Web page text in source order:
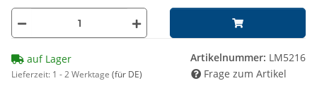
auf Lager
Lieferzeit: 1 - 2 Werktage (für DE)
Artikelnummer: LM5216
Frage zum Artikel